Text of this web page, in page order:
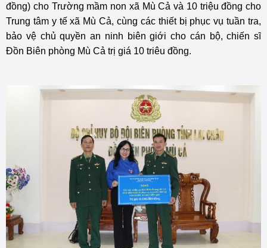
đồng) cho Trường mầm non xã Mù Cả và 10 triệu đồng cho
Trung tâm y tế xã Mù Cả, cùng các thiết bị phục vụ tuần tra,
bảo vệ chủ quyền an ninh biên giới cho cán bộ, chiến sĩ
Đồn Biên phòng Mù Cả trị giá 10 triêu đồng.